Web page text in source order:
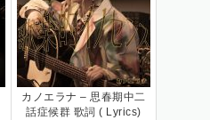
カノエラナ – 思春期中二
話症候群 歌詞 ( Lyrics)